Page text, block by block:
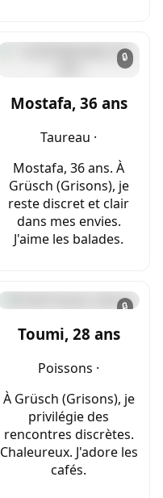
🔒
Mostafa, 36 ans
Taureau ·
Mostafa, 36 ans. À
Grüsch (Grisons), je
reste discret et clair
dans mes envies.
J'aime les balades.
🔒
Toumi, 28 ans
Poissons ·
À Grüsch (Grisons), je
privilégie des
rencontres discrètes.
Chaleureux. J'adore les
cafés.